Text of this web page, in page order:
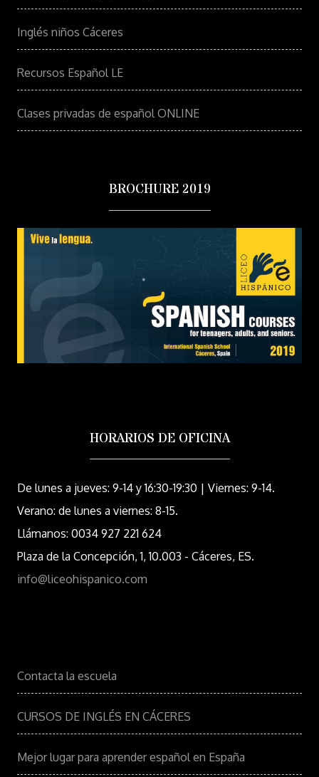
Inglés niños Cáceres
Recursos Español LE
Clases privadas de español ONLINE
BROCHURE 2019
HORARIOS DE OFICINA
De lunes a jueves: 9-14 y 16:30-19:30 | Viernes: 9-14.
Verano: de lunes a viernes: 8-15.
Llámanos: 0034 927 221 624
Plaza de la Concepción, 1, 10.003 - Cáceres, ES.
info@liceohispanico.com
Contacta la escuela
CURSOS DE INGLÉS EN CÁCERES
Mejor lugar para aprender español en España